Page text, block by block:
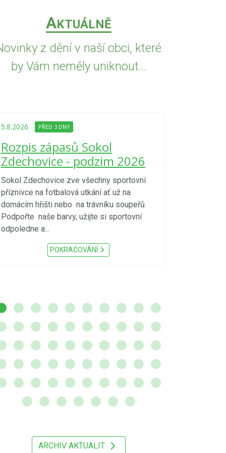
AKTUÁLNĚ
z dění v naší obci, které
by Vám neměly uniknout...
5.8.2026 PŘED 3 DNY
Rozpis zápasů Sokol
Zdechovice - podzim 2026
Sokol Zdechovice zve všechny sportovní
příznivce na fotbalová utkání ať už na
domácím hřišti nebo na trávníku soupeřů.
Podpořte naše barvy, užijte si sportovní
odpoledne a...
POKRAČOVÁNÍ
ARCHIV AKTUALIT